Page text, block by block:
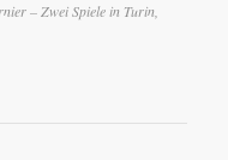
– Zwei Spiele in Turin,